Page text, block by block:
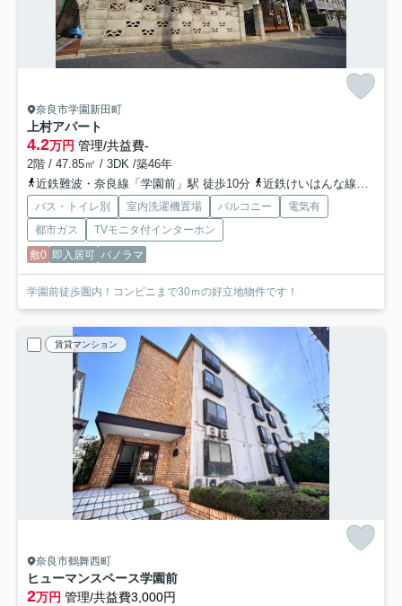
奈良市学園新田町
上村アパート
4.2万円 管理/共益費-
2階 / 47.85㎡ / 3DK /築46年
近鉄難波・奈良線「学園前」駅 徒歩10分
近鉄けいはんな線「学研奈良登美ヶ丘」駅 バス6分 奈良交通「鶴舞町一丁目」 停歩7分
バス・トイレ別 室内洗濯機置場 バルコニー
電気有
都市ガス
TVモニタ付インターホン
敷0 即入居可 パノラマ
学園前徒歩圏内！コンビニまで30ｍの好立地物件です！
賃貸マンション
奈良市鶴舞西町
ヒューマンスペース学園前
2万円 管理/共益費3,000円